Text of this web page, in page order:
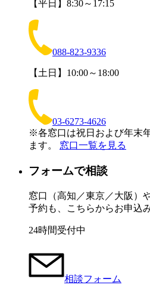
【平日】8:30～17:15
088-823-9336
【土日】10:00～18:00
03-6273-4626
※各窓口は祝日および年末
ます。 窓口一覧を見る
フォームで相談
窓口（高知／東京／大阪）
予約も、こちらからお申込
24時間受付中
相談フォーム